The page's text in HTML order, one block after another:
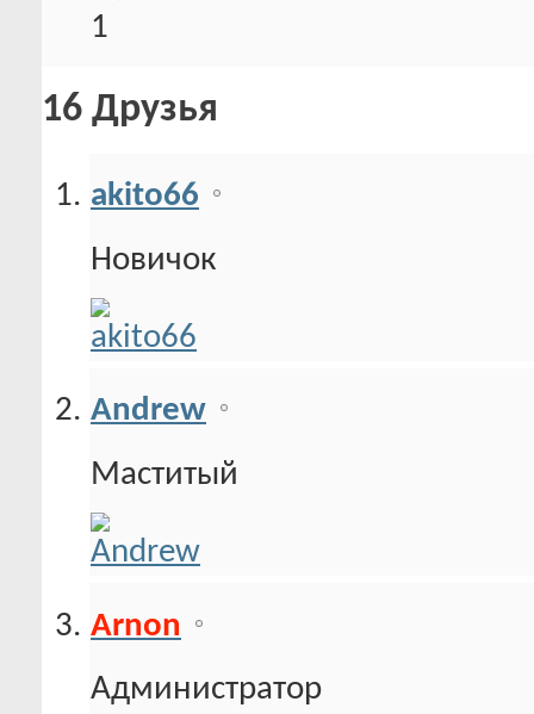
1
16 Друзья
akito66
Новичок
Andrew
Маститый
Arnon
Администратор